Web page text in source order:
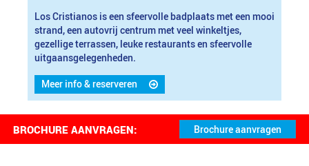
Los Cristianos is een sfeervolle badplaats met een mooi
strand, een autovrij centrum met veel winkeltjes,
gezellige terrassen, leuke restaurants en sfeervolle
uitgaansgelegenheden.
Meer info & reserveren
BROCHURE AANVRAGEN: